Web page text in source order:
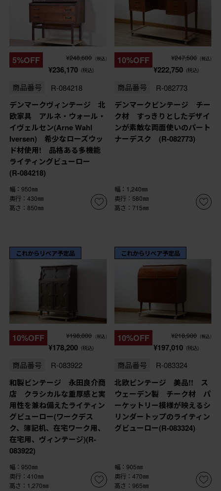
5%OFF ¥248,600 (税込)
¥236,170 (税込)
商品番号 R-084218
デンマークヴィンテージ 北
欧家具 アルネ・ウォール・
イヴェルセン(Arne Wahl
Iversen) 希少なローズウッ
ド材使用! 品格ある多機能
ライティングビューロー
(R-084218)
幅：950㎜
奥行：430㎜
高さ：850㎜
10%OFF ¥247,500 (税込)
¥222,750 (税込)
商品番号 R-082773
デンマークビンテージ チー
ク材 すっきりとしたデザイ
ンが素敵な両面使いのパート
ナーデスク (R-082773)
幅：1,240㎜
奥行：580㎜
高さ：715㎜
これからリペア予定品
10%OFF ¥198,000 (税込)
¥178,200 (税込)
商品番号 R-083922
和製ビンテージ 永田良介商
店 クラシカルな重厚感と実
用性を兼ね備えたライティン
グビューロー(ワークデス
ク、簿記机、在宅ワーク用、
在宅用、ヴィンテージ)(R-
083922)
幅：950㎜
奥行：410㎜
高さ：1,270㎜
これからリペア予定品
10%OFF ¥218,900 (税込)
¥197,010 (税込)
商品番号 R-083324
北欧ビンテージ 美品!! ス
ウェーデン製 チーク材 パ
ーケットリー模様が映えるシ
リンダートップのライティン
グビューロー(R-083324)
幅：905㎜
奥行：470㎜
高さ：965㎜